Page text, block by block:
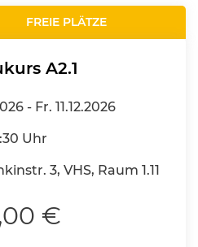
FREIE PLÄTZE
A2.1
- Fr. 11.12.2026
Uhr
3, VHS, Raum 1.11
€